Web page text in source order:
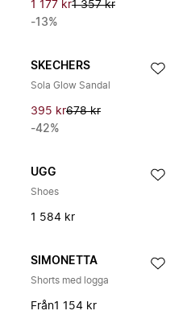
1 177 kr1 357 kr
-13%
SKECHERS
Sola Glow Sandal
395 kr678 kr
-42%
UGG
Shoes
1 584 kr
SIMONETTA
Shorts med logga
Från1 154 kr